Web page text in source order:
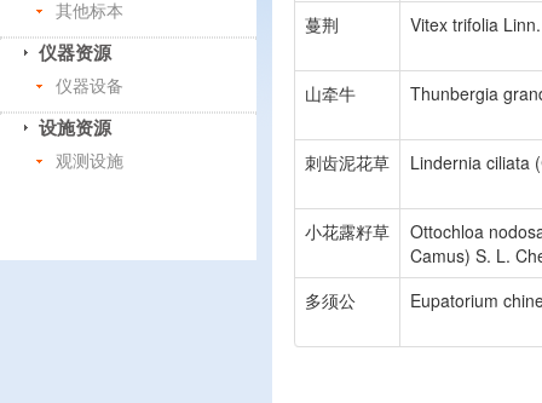
其他标本
仪器资源
仪器设备
设施资源
观测设施
蔓荆 Vitex trifolia Linn.
山牵牛 Thunbergia
刺齿泥花草 Lindernia ciliata
小花露籽草
Ottochloa
Camus) S. L.
多须公
Eupatorium